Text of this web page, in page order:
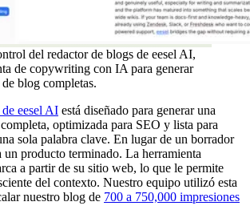
del redactor de blogs de eesel AI,
de copywriting con IA para generar
blog completas.
eesel AI está diseñado para generar una
optimizada para SEO y lista para
sola palabra clave. En lugar de un borrador
un producto terminado. La herramienta
a partir de su sitio web, lo que le permite
del contexto. Nuestro equipo utilizó esta
nuestro blog de 700 a 750,000 impresiones